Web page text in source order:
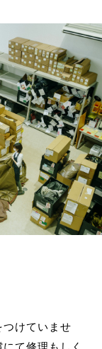
けていませ
て修理もしく